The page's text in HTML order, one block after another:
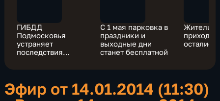
ГИБДД
Подмосковья
устраняет
последствия
С 1 мая парковка в
праздники и
выходные дни
станет бесплатной
Жители
остались
Эфир от 14.01.2014 (11:30)